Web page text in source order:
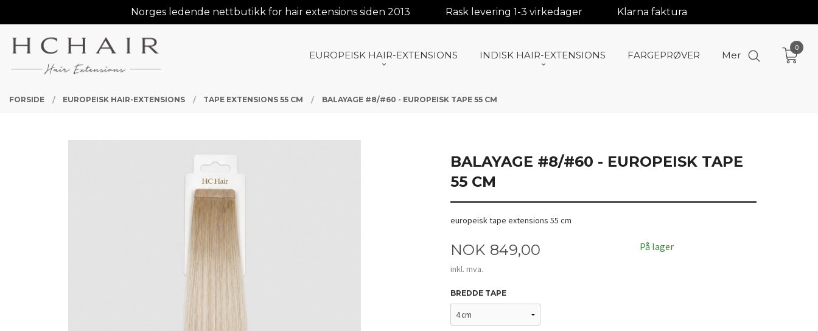
til
innholdet
Norges ledende nettbutikk for hair extensions siden 2013 Rask levering 1-3 virkedager Klarna faktura
PRODUKTER
EUROPEISK HAIR-EXTENSIONS INDISK HAIR-EXTENSIONS FARGEPRØVER Mer
0
FORSIDE EUROPEISK HAIR-EXTENSIONS TAPE EXTENSIONS 55 CM BALAYAGE #8/#60 - EUROPEISK TAPE 55 CM
BALAYAGE #8/#60 - EUROPEISK TAPE
55 CM
europeisk tape extensions 55 cm
Pris
NOK 849,00
inkl. mva.
På lager
BREDDE TAPE